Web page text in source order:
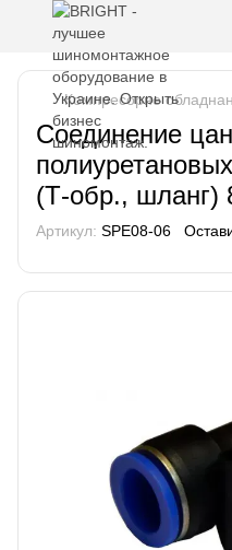
Компресорне
Соединение
(Т-обр., шланг)
Артикул: SPE08-06